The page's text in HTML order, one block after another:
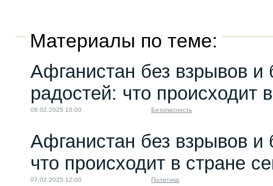
Материалы по теме:
Афганистан без взрывов и
радостей: что происходит
08.02.2025 10:00 Безопасность
Афганистан без взрывов и
что происходит в стране
07.02.2025 12:00 Политика